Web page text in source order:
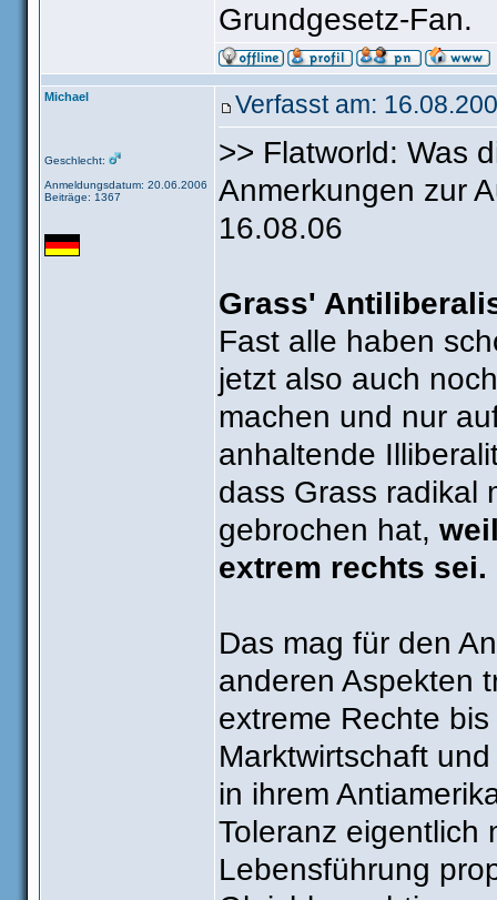
Grundgesetz-Fan.
Michael
Geschlecht:
Anmeldungsdatum: 20.06.2006
Beiträge: 1367
Verfasst am:
>> Flatworld: Was
Anmerkungen zur
16.08.06
Grass'
Fast alle haben
jetzt also auch
machen und nur
anhaltende
dass Grass radikal
gebrochen hat,
extrem rechts sei.
Das mag für den
anderen Aspekten
extreme Rechte
Marktwirtschaft
in ihrem
Toleranz eigentlich
Lebensführung